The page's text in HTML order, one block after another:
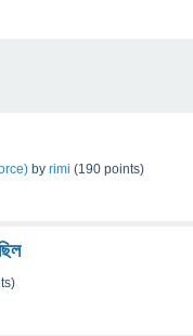
by rimi (190 points)